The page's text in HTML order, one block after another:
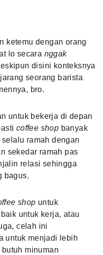
ketemu dengan orang
lo secara nggak
disini konteksnya
jarang seorang barista
bro.
untuk bekerja di depan
coffee shop banyak
ramah dengan
sekedar ramah pas
relasi sehingga
bagus.
shop untuk
untuk kerja, atau
celah ini
untuk menjadi lebih
minuman